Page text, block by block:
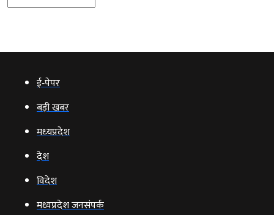
ई‑पेपर
बड़ी खबर
मध्‍यप्रदेश
देश
विदेश
मध्यप्रदेश जनसंपर्क